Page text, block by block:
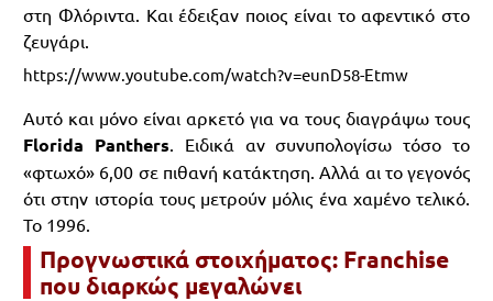
στη Φλόριντα. Και έδειξαν ποιος είναι το αφεντικό στο
ζευγάρι.
https://www.youtube.com/watch?v=eunD58-Etmw
Αυτό και μόνο είναι αρκετό για να τους διαγράψω τους
Florida Panthers. Ειδικά αν συνυπολογίσω τόσο το
«φτωχό» 6,00 σε πιθανή κατάκτηση. Αλλά αι το γεγονός
ότι στην ιστορία τους μετρούν μόλις ένα χαμένο τελικό.
Το 1996.
Προγνωστικά στοιχήματος: Franchise
που διαρκώς μεγαλώνει